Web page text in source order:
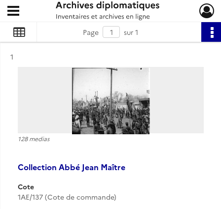
Archives diplomatiques
Ouvrir le menu déroulant
Page sur 1
Résultat n°
1
128 medias
Collection Abbé Jean Maître
Cote
1AE/137 (Cote de commande)